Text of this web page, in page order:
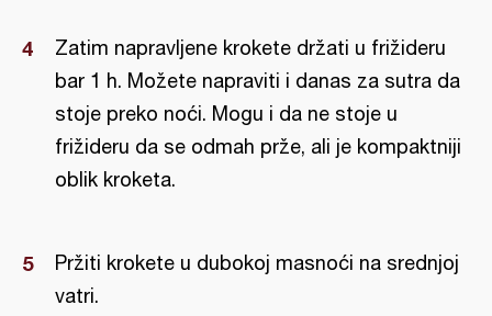
Zatim napravljene krokete držati u frižideru
bar 1 h. Možete napraviti i danas za sutra da
stoje preko noći. Mogu i da ne stoje u
frižideru da se odmah prže, ali je kompaktniji
oblik kroketa.
Pržiti krokete u dubokoj masnoći na srednjoj
vatri.